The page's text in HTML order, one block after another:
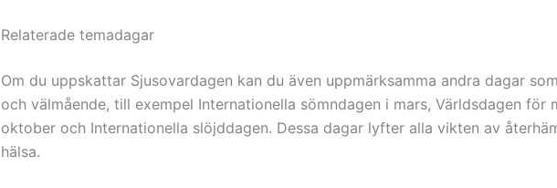
Relaterade temadagar
Om du uppskattar Sjusovardagen kan du även uppmärksamma andra dagar
och välmående, till exempel Internationella sömndagen i mars, Världsdagen för
oktober och Internationella slöjddagen. Dessa dagar lyfter alla vikten av
hälsa.